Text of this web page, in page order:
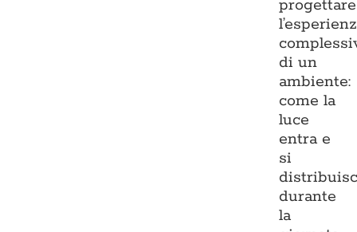
progettare
di un
ambiente:
come la
luce
entra e
si
durante
la